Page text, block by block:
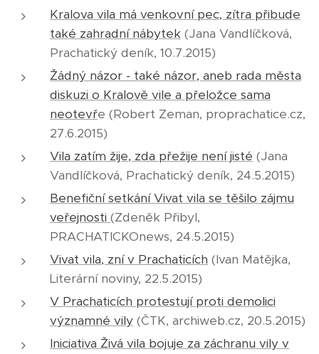
Kralova vila má venkovní pec, zítra přibude
také zahradní nábytek (Jana Vandlíčková,
Prachatický deník, 10.7.2015)
Žádný názor - také názor, aneb rada města
diskuzi o Kralově vile a přeložce sama
neotevře (Robert Zeman, proprachatice.cz,
27.6.2015)
Vila zatím žije, zda přežije není jisté (Jana
Vandlíčková, Prachatický deník, 24.5.2015)
Benefiční setkání Vivat vila se těšilo zájmu
veřejnosti (Zdeněk Přibyl,
PRACHATICKOnews, 24.5.2015)
Vivat vila, zní v Prachaticích (Ivan Matějka,
Literární noviny, 22.5.2015)
V Prachaticích protestují proti demolici
významné vily (ČTK, archiweb.cz, 20.5.2015)
Iniciativa Živá vila bojuje za záchranu vily v